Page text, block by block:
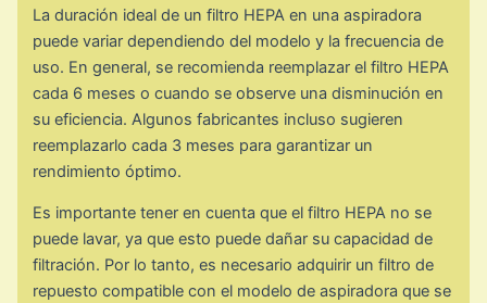
La duración ideal de un filtro HEPA en una aspiradora
puede variar dependiendo del modelo y la frecuencia de
uso. En general, se recomienda reemplazar el filtro HEPA
cada 6 meses o cuando se observe una disminución en
su eficiencia. Algunos fabricantes incluso sugieren
reemplazarlo cada 3 meses para garantizar un
rendimiento óptimo.
Es importante tener en cuenta que el filtro HEPA no se
puede lavar, ya que esto puede dañar su capacidad de
filtración. Por lo tanto, es necesario adquirir un filtro de
repuesto compatible con el modelo de aspiradora que se